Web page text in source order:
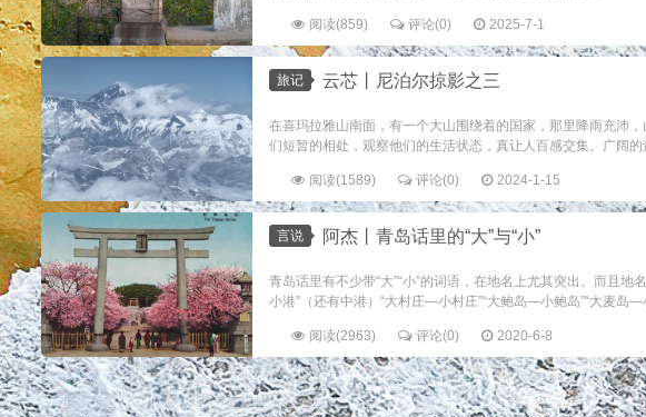
阅读(859) 评论(0) 2025-7-1
旅记 云芯丨尼泊尔掠影之三
在喜玛拉雅山南面，有一个大山围绕着的国家，那里降雨充沛
们短暂的相处，观察他们的生活状态，真让人百感交集。广阔
阅读(1589) 评论(0) 2024-1-15
言说 阿杰丨青岛话里的“大”与“小”
青岛话里有不少带“大”“小”的词语，在地名上尤其突出。而且
小港”（还有中港）“大村庄—小村庄”“大鲍岛—小鲍岛”“大麦岛—
阅读(2963) 评论(0) 2020-6-8